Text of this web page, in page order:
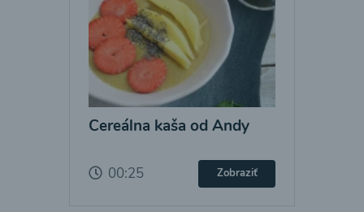
Cereálna kaša od Andy
00:25 Zobraziť